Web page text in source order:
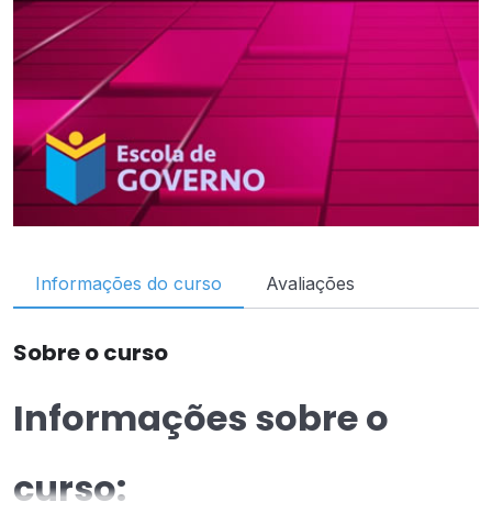
Informações do curso Avaliações
Sobre o curso
Informações sobre o
curso: